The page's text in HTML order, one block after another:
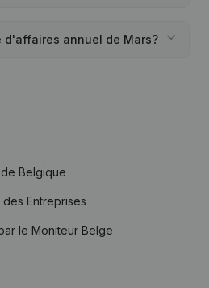
d'affaires annuel de Mars?
Belgique
Entreprises
le Moniteur Belge